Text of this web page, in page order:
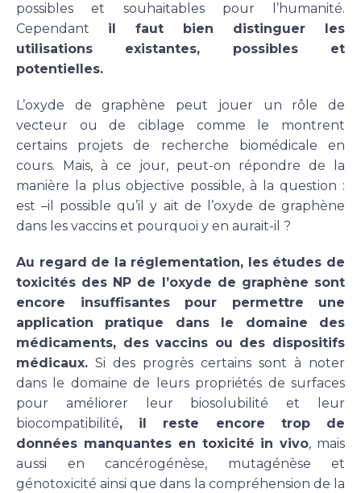
possibles et souhaitables pour l’humanité.
Cependant il faut bien distinguer les
utilisations existantes, possibles et
potentielles.
L’oxyde de graphène peut jouer un rôle de
vecteur ou de ciblage comme le montrent
certains projets de recherche biomédicale en
cours. Mais, à ce jour, peut-on répondre de la
manière la plus objective possible, à la question :
est –il possible qu’il y ait de l’oxyde de graphène
dans les vaccins et pourquoi y en aurait-il ?
Au regard de la réglementation, les études de
toxicités des NP de l’oxyde de graphène sont
encore insuffisantes pour permettre une
application pratique dans le domaine des
médicaments, des vaccins ou des dispositifs
médicaux. Si des progrès certains sont à noter
dans le domaine de leurs propriétés de surfaces
pour améliorer leur biosolubilité et leur
biocompatibilité, il reste encore trop de
données manquantes en toxicité in vivo, mais
aussi en cancérogénèse, mutagénèse et
génotoxicité ainsi que dans la compréhension de la